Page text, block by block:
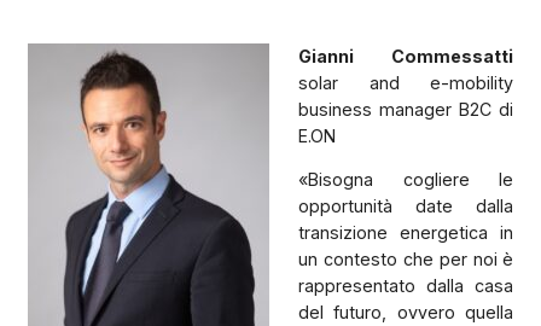
Gianni Commessatti
solar and e-mobility
business manager B2C di
E.ON
«Bisogna cogliere le
opportunità date dalla
transizione energetica in
un contesto che per noi è
rappresentato dalla casa
del futuro, ovvero quella